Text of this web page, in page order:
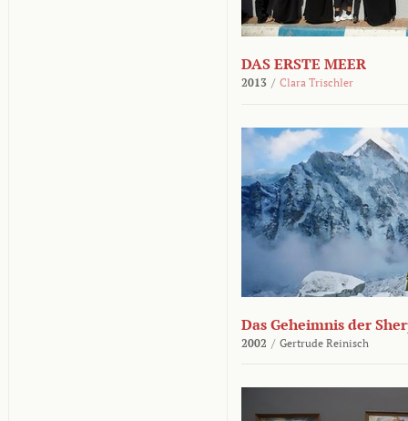
DAS ERSTE MEER
2013 / Clara Trischler
Das Geheimnis der
2002 / Gertrude Reinisch